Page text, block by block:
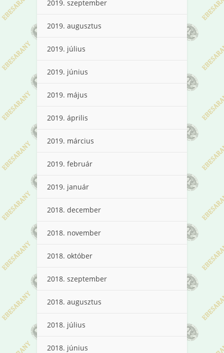
2019. szeptember
2019. augusztus
2019. július
2019. június
2019. május
2019. április
2019. március
2019. február
2019. január
2018. december
2018. november
2018. október
2018. szeptember
2018. augusztus
2018. július
2018. június